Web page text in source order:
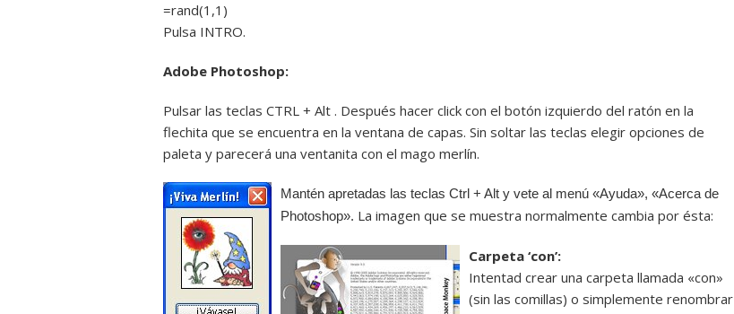
=rand(1,1)
Pulsa INTRO.
Adobe Photoshop:
Pulsar las teclas CTRL + Alt . Después hacer click con el botón izquierdo del ratón en la
flechita que se encuentra en la ventana de capas. Sin soltar las teclas elegir opciones de
paleta y parecerá una ventanita con el mago merlín.
Mantén apretadas las teclas Ctrl + Alt y vete al menú «Ayuda», «Acerca de
Photoshop». La imagen que se muestra normalmente cambia por ésta:
Carpeta ‘con’:
Intentad crear una carpeta llamada «con»
(sin las comillas) o simplemente renombrar